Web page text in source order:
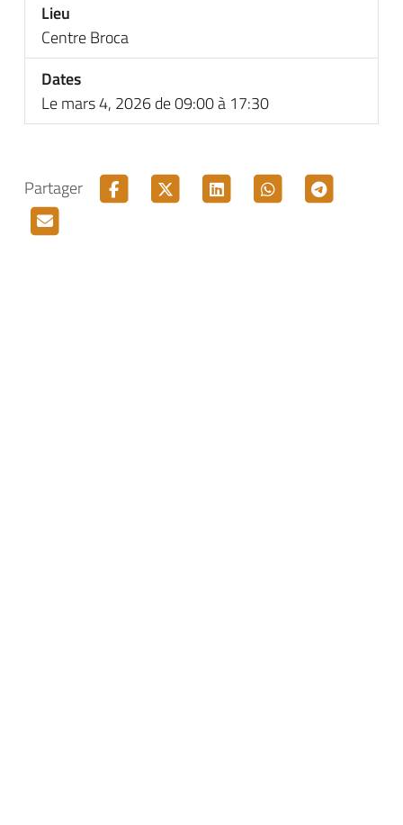
Lieu
Centre Broca
Dates
Le mars 4, 2026 de 09:00 à 17:30
Partager